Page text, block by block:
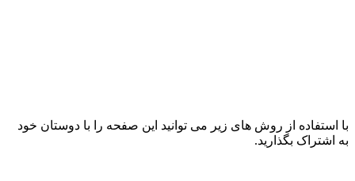
با استفاده از روش های زیر می توانید این صفحه را با دوستان خود
به اشتراک بگذارید.